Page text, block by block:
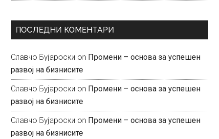
ПОСЛЕДНИ КОМЕНТАРИ
Славчо Бујароски on Промени – основа за успешен
развој на бизнисите
Славчо Бујароски on Промени – основа за успешен
развој на бизнисите
Славчо Бујароски on Промени – основа за успешен
развој на бизнисите